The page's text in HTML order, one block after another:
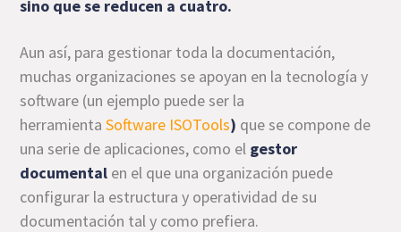
sino que se reducen a cuatro.
Aun así, para gestionar toda la documentación,
muchas organizaciones se apoyan en la tecnología y
software (un ejemplo puede ser la
herramientaSoftware ISOTools) que se compone de
una serie de aplicaciones, como el gestor
documental en el que una organización puede
configurar la estructura y operatividad de su
documentación tal y como prefiera.